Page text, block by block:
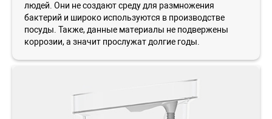
людей. Они не создают среду для размножения
бактерий и широко используются в производстве
посуды. Также, данные материалы не подвержены
коррозии, а значит прослужат долгие годы.